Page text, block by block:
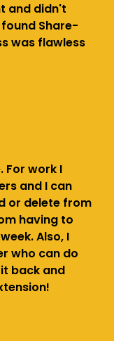
and didn't
Share-
was flawless
For work I
and I can
or delete from
having to
Also, I
who can do
back and